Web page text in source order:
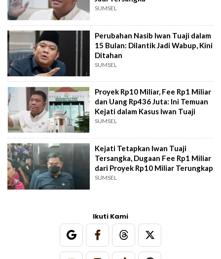
SUMSEL
Perubahan Nasib Iwan Tuaji dalam
15 Bulan: Dilantik Jadi Wabup, Kini
Ditahan
SUMSEL
Proyek Rp10 Miliar, Fee Rp1 Miliar
dan Uang Rp436 Juta: Ini Temuan
Kejati dalam Kasus Iwan Tuaji
SUMSEL
Kejati Tetapkan Iwan Tuaji
Tersangka, Dugaan Fee Rp1 Miliar
dari Proyek Rp10 Miliar Terungkap
SUMSEL
Ikuti Kami